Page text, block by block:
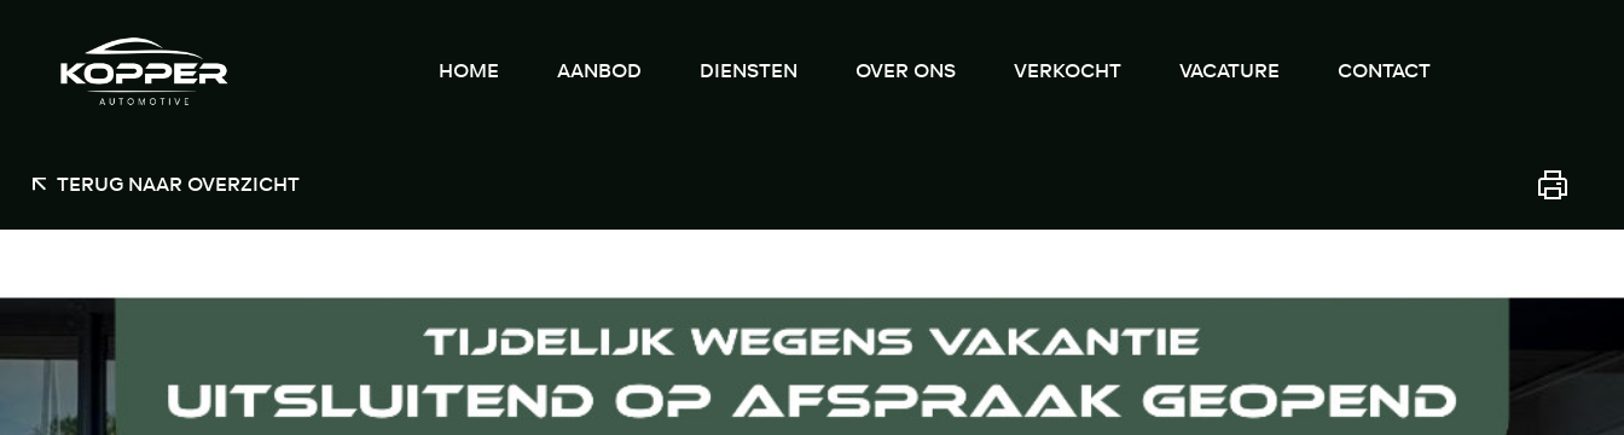
HOME AANBOD DIENSTEN OVER ONS VERKOCHT VACATURE CONTACT
TERUG NAAR OVERZICHT